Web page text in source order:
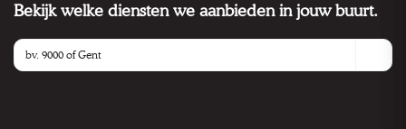
Bekijk welke diensten we aanbieden in jouw buurt.